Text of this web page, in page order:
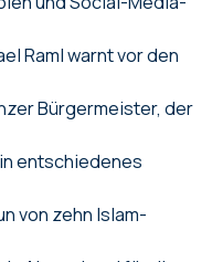
Raml warnt vor den
Bürgermeister, der
entschiedenes
von zehn Islam-